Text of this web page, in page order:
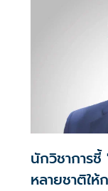
นักวิชาการ
หลายชาติใ